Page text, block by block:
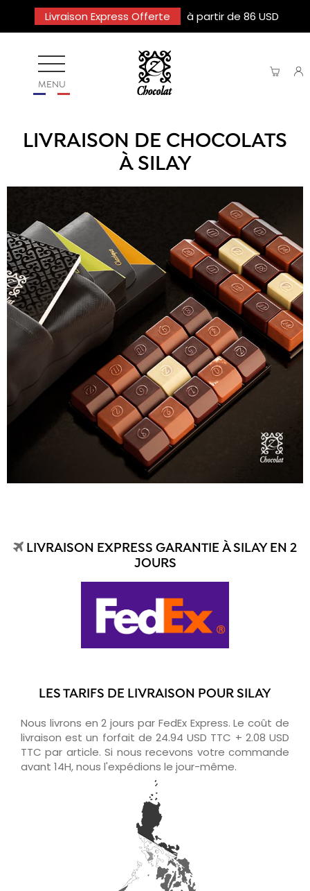
Livraison Express Offerte à partir de 86 USD
MENU
LIVRAISON DE CHOCOLATS
À SILAY
LIVRAISON EXPRESS GARANTIE À SILAY EN 2
JOURS
LES TARIFS DE LIVRAISON POUR SILAY
Nous livrons en 2 jours par FedEx Express. Le coût de
livraison est un forfait de 24.94 USD TTC + 2.08 USD
TTC par article. Si nous recevons votre commande
avant 14H, nous l'expédions le jour-même.